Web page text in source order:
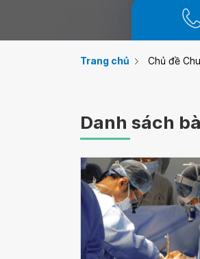
Trang chủ Chủ đề
Danh sách